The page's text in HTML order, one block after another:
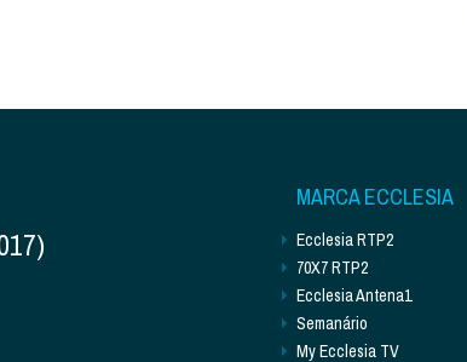
MARCA ECCLESIA
Ecclesia RTP2
70X7 RTP2
Ecclesia Antena1
Semanário
My Ecclesia TV